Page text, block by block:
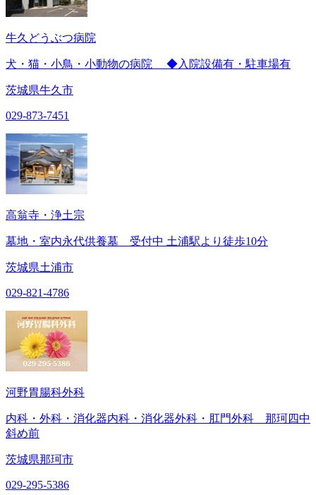
牛久どうぶつ病院
犬・猫・小鳥・小動物の病院 ◆入院設備有・駐車場有
茨城県牛久市
029-873-7451
高翁寺・浄土宗
墓地・室内永代供養墓 受付中 土浦駅より徒歩10分
茨城県土浦市
029-821-4786
河野胃腸科外科
内科・外科・消化器内科・消化器外科・肛門外科 那珂四中
斜め前
茨城県那珂市
029-295-5386